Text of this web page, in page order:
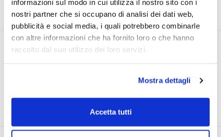
informazioni sul modo in cui utilizza il nostro sito con i
nostri partner che si occupano di analisi dei dati web,
pubblicità e social media, i quali potrebbero combinarle
con altre informazioni che ha fornito loro o che hanno
raccolto dal suo utilizzo dei loro servizi.
Mostra dettagli
Accetta tutti
samla poäng för
att få rabatteroch enastående erbjudanden